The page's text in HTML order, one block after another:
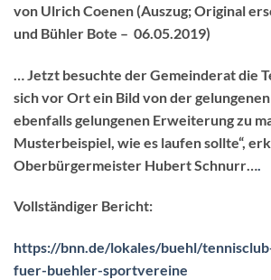
von Ulrich Coenen (Auszug; Original
und Bühler Bote – 06.05.2019)
… Jetzt besuchte der Gemeinderat die
sich vor Ort ein Bild von der
ebenfalls gelungenen Erweiterung zu
Musterbeispiel, wie es laufen sollte“,
Oberbürgermeister Hubert Schnurr…
Vollständiger Bericht:
https://bnn.de/lokales/buehl/
fuer-buehler-sportvereine